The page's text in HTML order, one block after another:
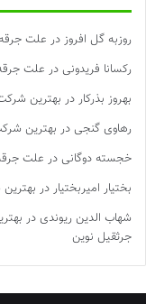
روزبه گل افروز در علت
رکسانا فریدونی در علت
بهروز بذرکار در بهترین
رهاوی گنجی در بهترین
خجسته دوگانی در علت
بختیار امیربختیار در
شهاب الدین ریوندی در
جرثقیل نوین